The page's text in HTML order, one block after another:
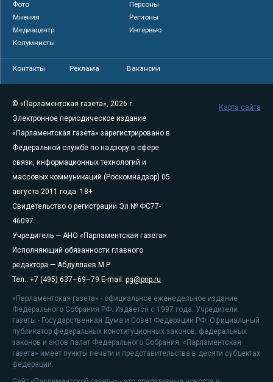
Фото
Персоны
Мнения
Регионы
Медиацентр
Интервью
Колумнисты
Контакты Реклама Вакансии
© «Парламентская газета», 2026 г.
Электронное периодическое издание
«Парламентская газета» зарегистрировано в
Федеральной службе по надзору в сфере
связи, информационных технологий и
массовых коммуникаций (Роскомнадзор) 05
августа 2011 года. 18+
Свидетельство о регистрации Эл № ФС77-
46097
Учредитель — АНО «Парламентская газета»
Исполняющий обязанности главного
редактора — Абдуллаев М.Р.
Тел.: +7 (495) 637–69–79 E-mail: pg@pnp.ru
«Парламентская газета» - официальное еженедельное издание
Федерального Собрания РФ. Издается с 1997 года. Учредители
газеты - Государственная Дума и Совет Федерации РФ. Официальный
публикатор федеральных конституционных законов, федеральных
законов и актов палат Федерального Собрания. «Парламентская
газета» имеет пункты печати и представительства в десяти субъектах
федерации.
Карта сайта